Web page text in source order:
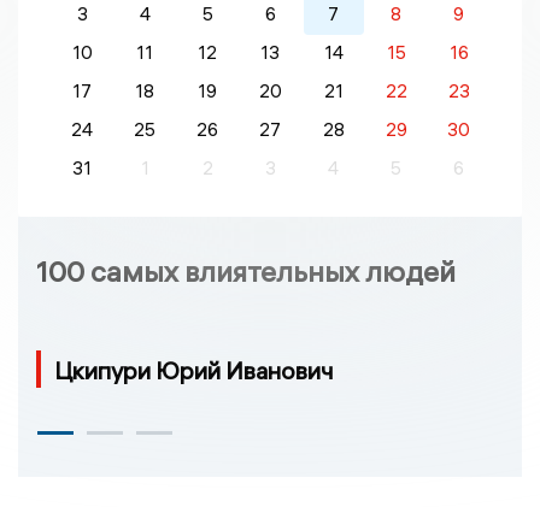
3
4 5 6 7 8
9
10
11 12 13 14 15
16
17
18 19 20 21 22
23
24
25 26 27 28 29
30
31
1 2 3 4 5 6
100 самых влиятельных людей
Цкипури Юрий Иванович